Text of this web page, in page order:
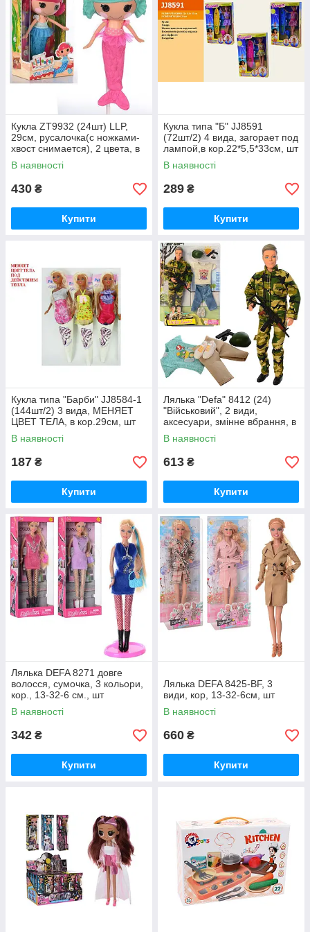
Кукла ZT9932 (24шт) LLP,
29см, русалочка(с ножками-
хвост снимается), 2 цвета, в
кор-ке, 18-35-11,5см, шт
В наявності
430 ₴
Купити
Кукла типа "Б" JJ8591
(72шт/2) 4 вида, загорает под
лампой,в кор.22*5,5*33см, шт
В наявності
289 ₴
Купити
Кукла типа "Барби" JJ8584-1
(144шт/2) 3 вида, МЕНЯЕТ
ЦВЕТ ТЕЛА, в кор.29см, шт
В наявності
187 ₴
Купити
Лялька "Defa" 8412 (24)
"Військовий", 2 види,
аксесуари, змінне вбрання, в
слюді, шт
В наявності
613 ₴
Купити
Лялька DEFA 8271 довге
волосся, сумочка, 3 кольори,
кор., 13-32-6 см., шт
В наявності
342 ₴
Купити
Лялька DEFA 8425-BF, 3
види, кор, 13-32-6см, шт
В наявності
660 ₴
Купити